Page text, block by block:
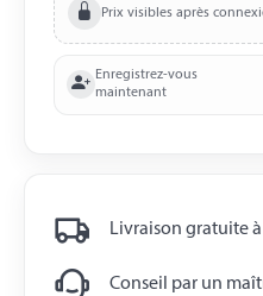
Prix visibles après
Enregistrez-vous
maintenant
Livraison gratuite à
Conseil par un